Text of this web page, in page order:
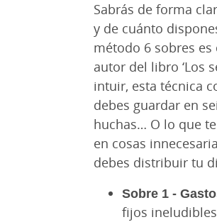
Sabrás de forma
y de cuánto
método 6 sobres es
autor del libro ‘Los
intuir, esta técnica
debes guardar en
huchas… O lo que
en cosas
debes distribuir tu
Sobre 1 -
fijos